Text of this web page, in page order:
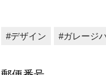
デザイン ガレージ